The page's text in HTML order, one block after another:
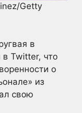
Getty
в
Twitter, что
о
из
свою